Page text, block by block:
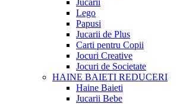
Jucarii
Lego
Papusi
Jucarii de Plus
Carti pentru Copii
Jocuri Creative
Jocuri de Societate
HAINE BAIETI REDUCERI
Haine Baieti
Jucarii Bebe